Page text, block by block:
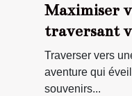
Maximiser
traversant
pittoresque
Traverser vers
aventure qui
souvenirs...